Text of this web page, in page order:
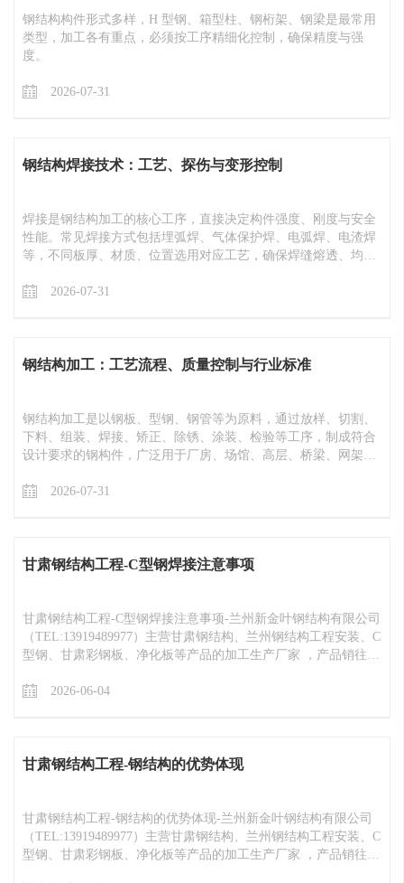
钢结构构件形式多样，H 型钢、箱型柱、钢桁架、钢梁是最常用
类型，加工各有重点，必须按工序精细化控制，确保精度与强
度。
2026-07-31
钢结构焊接技术：工艺、探伤与变形控制
焊接是钢结构加工的核心工序，直接决定构件强度、刚度与安全
性能。常见焊接方式包括埋弧焊、气体保护焊、电弧焊、电渣焊
等，不同板厚、材质、位置选用对应工艺，确保焊缝熔透、均
2026-07-31
钢结构加工：工艺流程、质量控制与行业标准
钢结构加工是以钢板、型钢、钢管等为原料，通过放样、切割、
下料、组装、焊接、矫正、除锈、涂装、检验等工序，制成符合
设计要求的钢构件，广泛用于厂房、场馆、高层、桥梁、网架等
优势，是现代建筑工业化的核心载体。
2026-07-31
甘肃钢结构工程​-C型钢焊接注意事项
甘肃钢结构工程​-C型钢焊接注意事项-兰州新金叶钢结构有限公司
（TEL:13919489977）主营甘肃钢结构、兰州钢结构工程安装、C
型钢、甘肃彩钢板、净化板等产品的加工生产厂家 ，产品销往甘
2026-06-04
甘肃钢结构工程​-钢结构的优势体现
甘肃钢结构工程​-钢结构的优势体现-兰州新金叶钢结构有限公司
（TEL:13919489977）主营甘肃钢结构、兰州钢结构工程安装、C
型钢、甘肃彩钢板、净化板等产品的加工生产厂家 ，产品销往甘